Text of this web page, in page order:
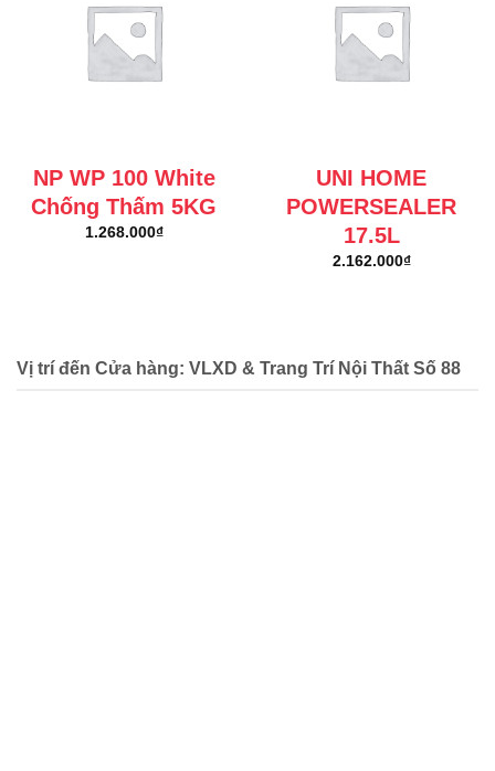
NP WP 100 White
Chống Thấm 5KG
1.268.000₫
UNI HOME
POWERSEALER
17.5L
2.162.000₫
Vị trí đến Cửa hàng: VLXD & Trang Trí Nội Thất Số 88